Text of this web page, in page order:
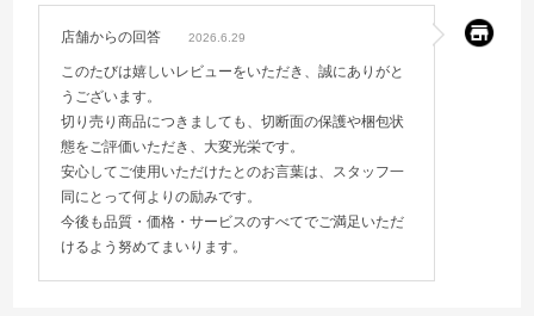
店舗からの回答 2026.6.29
このたびは嬉しいレビューをいただき、誠にありがと
うございます。
切り売り商品につきましても、切断面の保護や梱包状
態をご評価いただき、大変光栄です。
安心してご使用いただけたとのお言葉は、スタッフ一
同にとって何よりの励みです。
今後も品質・価格・サービスのすべてでご満足いただ
けるよう努めてまいります。